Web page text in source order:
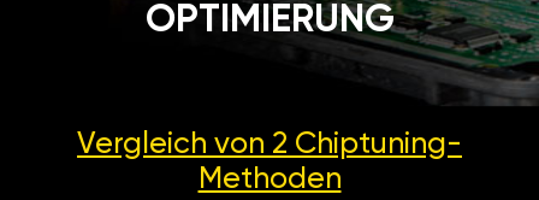
OPTIMIERUNG
Vergleich von 2 Chiptuning-
Methoden